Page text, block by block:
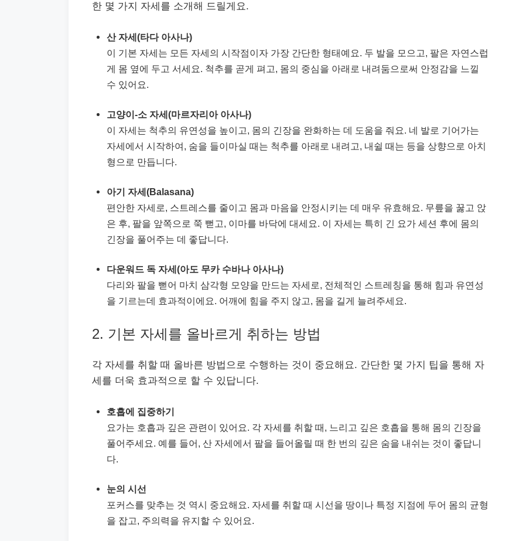
한 몇 가지 자세를 소개해 드릴게요.
산 자세(타다 아사나)
이 기본 자세는 모든 자세의 시작점이자 가장 간단한 형태예요. 두 발을 모으고, 팔은 자연스럽
게 몸 옆에 두고 서세요. 척추를 곧게 펴고, 몸의 중심을 아래로 내려둠으로써 안정감을 느낄
수 있어요.
고양이-소 자세(마르자리아 아사나)
이 자세는 척추의 유연성을 높이고, 몸의 긴장을 완화하는 데 도움을 줘요. 네 발로 기어가는
자세에서 시작하여, 숨을 들이마실 때는 척추를 아래로 내려고, 내쉴 때는 등을 상향으로 아치
형으로 만듭니다.
아기 자세(Balasana)
편안한 자세로, 스트레스를 줄이고 몸과 마음을 안정시키는 데 매우 유효해요. 무릎을 꿇고 앉
은 후, 팔을 앞쪽으로 쭉 뻗고, 이마를 바닥에 대세요. 이 자세는 특히 긴 요가 세션 후에 몸의
긴장을 풀어주는 데 좋답니다.
다운워드 독 자세(아도 무카 수바나 아사나)
다리와 팔을 뻗어 마치 삼각형 모양을 만드는 자세로, 전체적인 스트레칭을 통해 힘과 유연성
을 기르는데 효과적이에요. 어깨에 힘을 주지 않고, 몸을 길게 늘려주세요.
2. 기본 자세를 올바르게 취하는 방법
각 자세를 취할 때 올바른 방법으로 수행하는 것이 중요해요. 간단한 몇 가지 팁을 통해 자
세를 더욱 효과적으로 할 수 있답니다.
호흡에 집중하기
요가는 호흡과 깊은 관련이 있어요. 각 자세를 취할 때, 느리고 깊은 호흡을 통해 몸의 긴장을
풀어주세요. 예를 들어, 산 자세에서 팔을 들어올릴 때 한 번의 깊은 숨을 내쉬는 것이 좋답니
다.
눈의 시선
포커스를 맞추는 것 역시 중요해요. 자세를 취할 때 시선을 땅이나 특정 지점에 두어 몸의 균형
을 잡고, 주의력을 유지할 수 있어요.